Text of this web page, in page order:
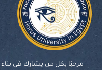
مرحبًا بكل من يشارك في بناء